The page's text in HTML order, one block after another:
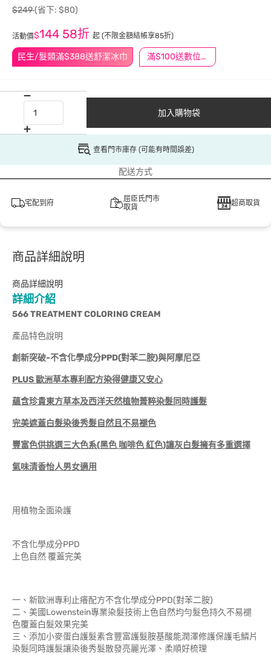
民生/髮類滿$388送舒潔冰巾 滿$100送數位印花
$249(省下: $80)
活動價$144 58折 起 (不限金額結帳享85折)
加入購物袋
查看門市庫存 (可能有時間誤差)
配送方式
宅配到府
屈臣氏門市
取貨
超商取貨
商品詳細說明
商品詳細說明
詳細介紹
566 TREATMENT COLORING CREAM
產品特色說明
創新突破-不含化學成分PPD(對苯二胺)與阿摩尼亞
PLUS歐洲草本專利配方染得健康又安心
蘊含珍貴東方草本及西洋天然植物菁粹染髮同時護髮
完美遮蓋白髮染後秀髮自然且不易褪色
豐富色供挑選三大色系(黑色 咖啡色 紅色)讓灰白髮擁有多重選擇
氣味清香怡人男女適用
用植物全面染護
不含化學成分PPD
上色自然 覆蓋完美
一、新歐洲專利止癢配方不含化學成分PPD(對苯二胺)
二、美國Lowenstein專業染髮技術上色自然均勻髮色持久不易褪
色覆蓋白髮效果完美
三、添加小麥蛋白護髮素含豐富護髮胺基酸能潤澤修護保護毛鱗片
染髮同時護髮讓染後秀髮散發亮麗光澤、柔順好梳理